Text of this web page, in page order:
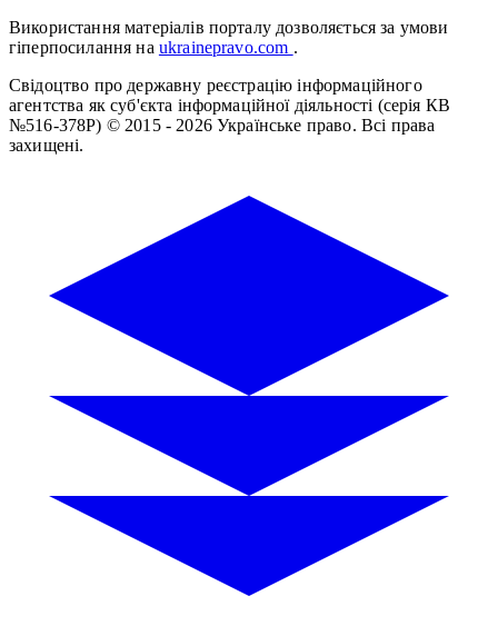
Використання матеріалів порталу дозволяється за умови
гіперпосилання на ukrainepravo.com .
Свідоцтво про державну реєстрацію інформаційного
агентства як суб'єкта інформаційної діяльності (серія КВ
№516-378Р) © 2015 - 2026 Українське право. Всі права
захищені.